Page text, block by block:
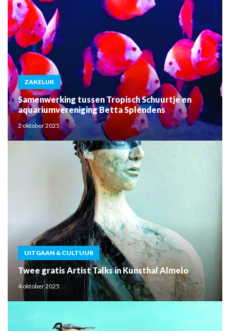
ZAKELIJK
Samenwerking tussen Tropisch Schuurtje en
aquariumvereniging Betta Splendens
2 oktober 2025
UITGAAN & CULTUUR
Twee gratis Artist Talks in Kunsthal Almelo
4 oktober 2025